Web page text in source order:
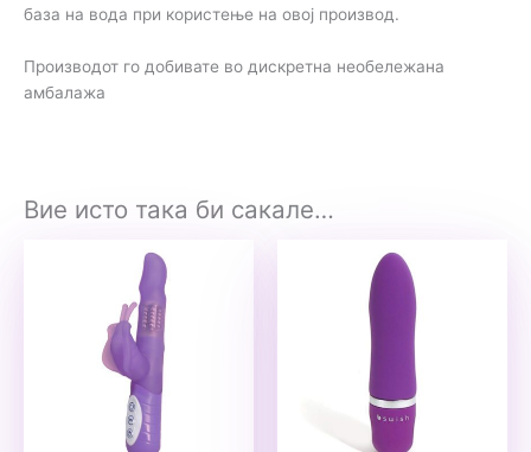
база на вода при користење на овој производ.
Производот го добивате во дискретна необележана
амбалажа
Вие исто така би сакале…